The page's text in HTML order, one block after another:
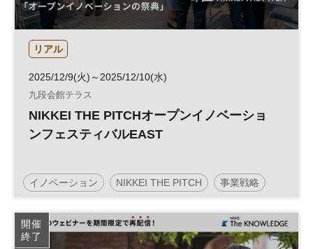
リアル
2025/12/9(火)～2025/12/10(水)
九段会館テラス
NIKKEI THE PITCHオープンイノベーショ
ンフェスティバルEAST
イノベーション NIKKEI THE PITCH 事業戦略
知的財産 経営戦略 スタートアップ
ネットワーキング オープンイノベーション
開催
終了